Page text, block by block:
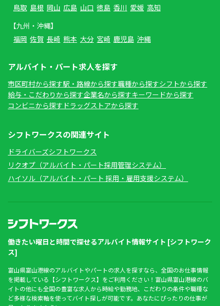
鳥取 島根 岡山 広島 山口 徳島 香川 愛媛 高知
【九州・沖縄】
福岡 佐賀 長崎 熊本 大分 宮崎 鹿児島 沖縄
アルバイト・パート求人を探す
市区町村から探す駅・路線から探す職種から探すシフトから探す
給与・こだわりから探す企業名から探すキーワードから探す
コンビニから探す ドラッグストアから探す
シフトワークスの関連サイト
ドライバーズシフトワークス
リクオプ（アルバイト・パート採用管理システム）
ハイソル（アルバイト・パート 採用・雇用支援システム）
働きたい曜日と時間で探せるアルバイト情報サイト [シフトワーク
ス]
富山県富山港線のアルバイトやパートの求人を探すなら、全国のお仕事情報
を掲載している【シフトワークス】をご利用ください！富山県富山港線のバ
イトの他にも全国の豊富な求人から時給や勤務地、こだわりの条件や職種な
ど多様な検索軸を使ってバイト探しが可能です。あなたにぴったりの仕事が